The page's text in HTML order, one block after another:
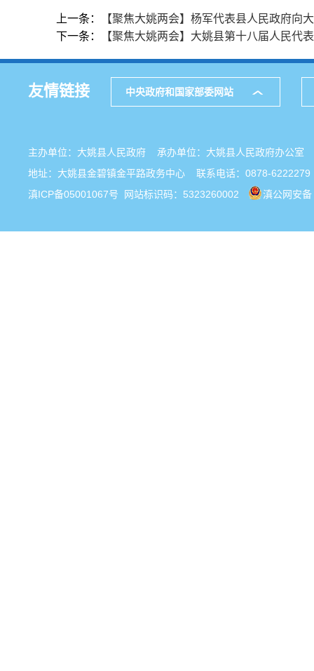
上一条：
【聚焦大姚两会】杨军代表县人民政府向
下一条：
【聚焦大姚两会】大姚县第十八届人民代
友情链接 中央政府和国家部委网站
主办单位：大姚县人民政府 承办单位：大姚县人民政府办公
地址：大姚县金碧镇金平路政务中心 联系电话：0878-6222279
滇ICP备05001067号 网站标识码：5323260002 滇公网安